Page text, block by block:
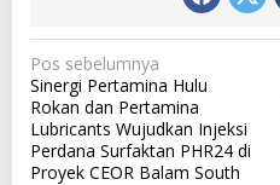
N
a
v
i
Pos sebelumnya
Sinergi Pertamina Hulu
Rokan dan Pertamina
Lubricants Wujudkan Injeksi
Perdana Surfaktan PHR24 di
Proyek CEOR Balam South